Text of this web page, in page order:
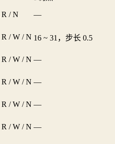
R / N —
R / W / N 16 ~ 31，步长 0.5
R / W / N —
R / W / N —
R / W / N —
R / W / N —